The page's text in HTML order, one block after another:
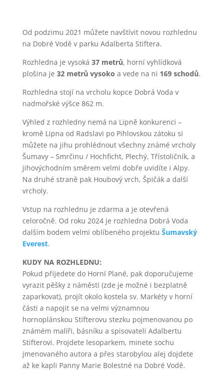
Od podzimu 2021 můžete navštívit novou rozhlednu
na Dobré Vodě v parku Adalberta Stiftera.
Rozhledna je vysoká 37 metrů, horní vyhlídková
plošina je 32 metrů vysoko a vede na ni 169 schodů.
Rozhledna stojí na vrcholu kopce Dobrá Voda v
nadmořské výšce 862 m.
Výhled z rozhledny nemá na Lipně konkurenci –
kromě Lipna od Radslavi po Pihlovskou zátoku si
můžete na jihu prohlédnout všechny známé vrcholy
Šumavy – Smrčinu / Hochficht, Plechý, Třístoličník, a
jihovýchodním směrem velmi dobře uvidíte i Alpy.
Na druhé straně pak Houbový vrch, Špičák a další
vrcholy.
Vstup na rozhlednu je zdarma a je otevřená
celoročně. Od roku 2024 je rozhledna Dobrá Voda
dalším bodem velmi oblíbeného projektu Šumavský
Everest.
KUDY NA ROZHLEDNU:
Pokud přijedete do Horní Plané, pak doporučujeme
vyrazit pěšky z náměstí (zde je možné i bezplatně
zaparkovat), projít okolo kostela sv. Markéty v horní
části a napojit se na velmi významnou
hornoplánskou Stifterovu stezku pojmenovanou po
známém malíři, básníku a spisovateli Adalbertu
Stifterovi. Projdete lesoparkem, minete sochu
jmenovaného autora a přes starobylou alej dojdete
až ke kapli Panny Marie Bolestné na Dobré Vodě.